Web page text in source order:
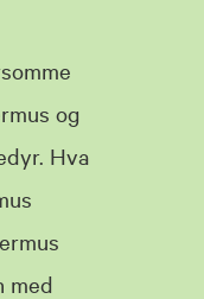
og
Hva
med